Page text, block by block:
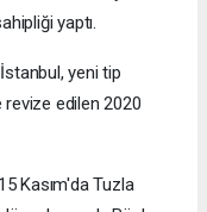
yaptı.
yeni tip
revize edilen 2020
Kasım'da Tuzla